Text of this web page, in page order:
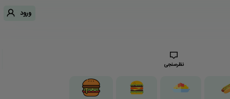
ورود
نظرسنجی